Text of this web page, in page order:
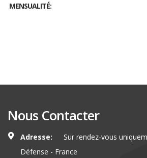
MENSUALITÉ:
Nous Contacter
Adresse:
Sur rendez-vous
Défense - France